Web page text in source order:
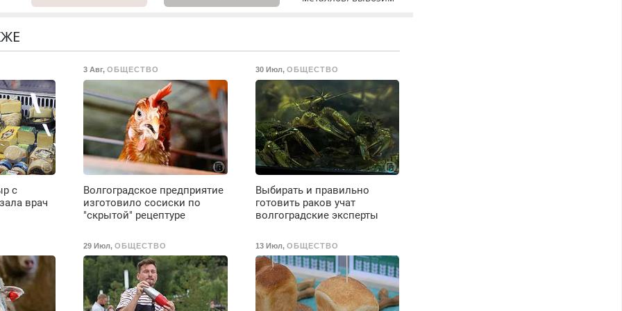
Ремонт
выходных.
Пенсионерам –
скидки до 40%.
Мастер со стажем.
Выезд и диагностика
с
врач
3 Авг,ОБЩЕСТВО
Волгоградское предприятие
изготовило сосиски по
"скрытой" рецептуре
30 Июл, ОБЩЕСТВО
Выбирать и правильно
готовить раков учат
волгоградские эксперты
29 Июл,ОБЩЕСТВО 13 Июл, ОБЩЕСТВО